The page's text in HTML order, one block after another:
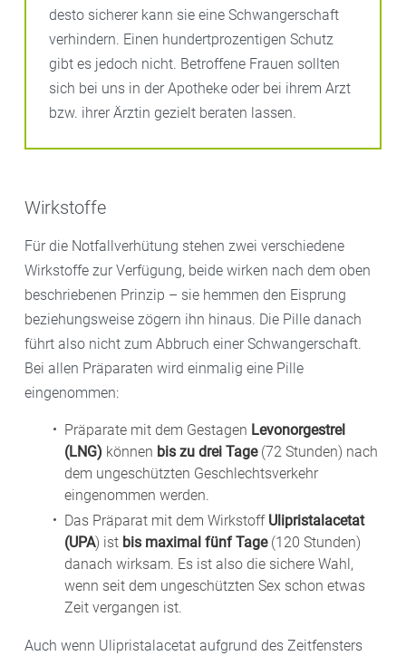
desto sicherer kann sie eine Schwangerschaft
verhindern. Einen hundertprozentigen Schutz
gibt es jedoch nicht. Betroffene Frauen sollten
sich bei uns in der Apotheke oder bei ihrem Arzt
bzw. ihrer Ärztin gezielt beraten lassen.
Wirkstoffe
Für die Notfallverhütung stehen zwei verschiedene
Wirkstoffe zur Verfügung, beide wirken nach dem oben
beschriebenen Prinzip – sie hemmen den Eisprung
beziehungsweise zögern ihn hinaus. Die Pille danach
führt also nicht zum Abbruch einer Schwangerschaft.
Bei allen Präparaten wird einmalig eine Pille
eingenommen:
Präparate mit dem Gestagen Levonorgestrel
(LNG) können bis zu drei Tage(72 Stunden) nach
dem ungeschützten Geschlechtsverkehr
eingenommen werden.
Das Präparat mit dem Wirkstoff Ulipristalacetat
(UPA) ist bis maximal fünf Tage(120 Stunden)
danach wirksam. Es ist also die sichere Wahl,
wenn seit dem ungeschützten Sex schon etwas
Zeit vergangen ist.
Auch wenn Ulipristalacetat aufgrund des Zeitfensters